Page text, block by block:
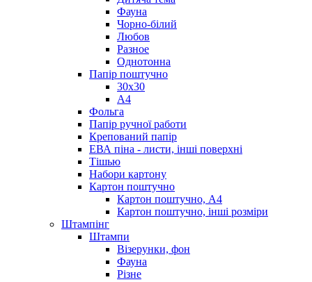
Фауна
Чорно-білий
Любов
Разное
Однотонна
Папір поштучно
30х30
А4
Фольга
Папір ручної работи
Крепований папір
ЕВА піна - листи, інші поверхні
Тішью
Набори картону
Картон поштучно
Картон поштучно, А4
Картон поштучно, інші розміри
Штампінг
Штампи
Візерунки, фон
Фауна
Різне